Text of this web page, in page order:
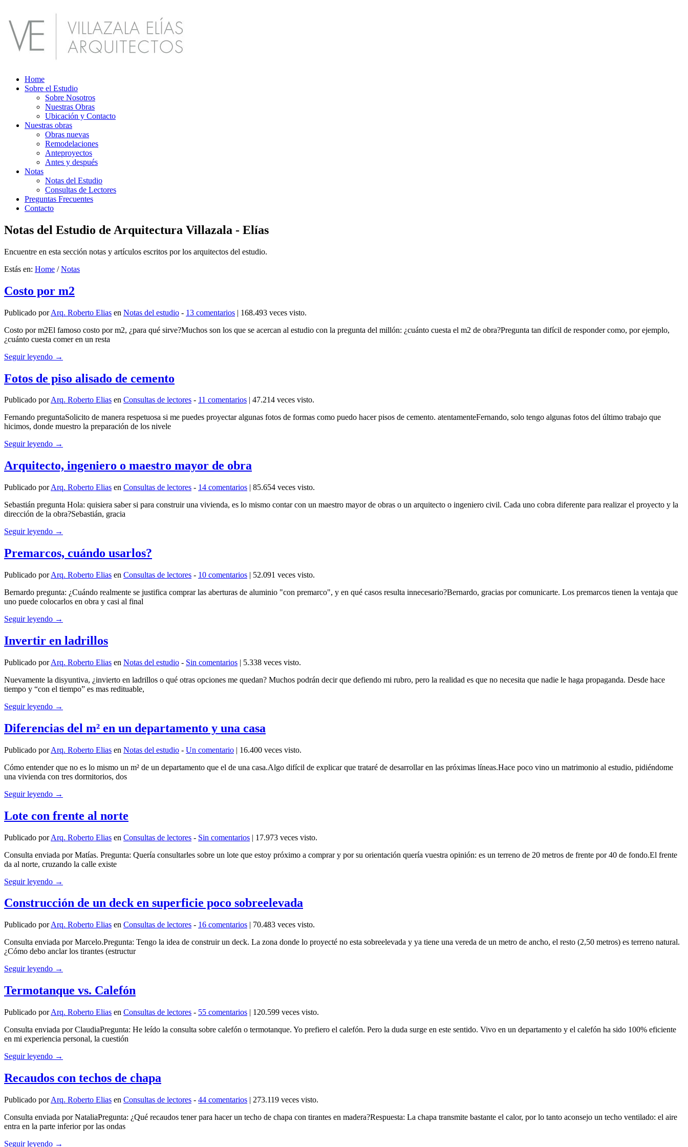
Home
Sobre el Estudio
Sobre Nosotros
Nuestras Obras
Ubicación y Contacto
Nuestras obras
Obras nuevas
Remodelaciones
Anteproyectos
Antes y después
Notas
Notas del Estudio
Consultas de Lectores
Preguntas Frecuentes
Contacto
Notas del Estudio de Arquitectura Villazala - Elías
Encuentre en esta sección notas y artículos escritos por los arquitectos del estudio.
Estás en: Home / Notas
Costo por m2
Publicado por Arq. Roberto Elias en Notas del estudio ‐ 13 comentarios | 168.493 veces visto.
Costo por m2El famoso costo por m2, ¿para qué sirve?Muchos son los que se acercan al estudio con la pregunta del millón: ¿cuánto cuesta el m2 de obra?Pregunta tan difícil de responder como, por ejemplo,
¿cuánto cuesta comer en un resta
Seguir leyendo →
Fotos de piso alisado de cemento
Publicado porArq. Roberto Elias en Consultas de lectores ‐ 11 comentarios | 47.214 veces visto.
Fernando preguntaSolicito de manera respetuosa si me puedes proyectar algunas fotos de formas como puedo hacer pisos de cemento. atentamenteFernando, solo tengo algunas fotos del último trabajo que
hicimos, donde muestro la preparación de los nivele
Seguir leyendo →
Arquitecto, ingeniero o maestro mayor de obra
Publicado por Arq. Roberto Elias en Consultas de lectores ‐ 14 comentarios | 85.654 veces visto.
Sebastián pregunta Hola: quisiera saber si para construir una vivienda, es lo mismo contar con un maestro mayor de obras o un arquitecto o ingeniero civil. Cada uno cobra diferente para realizar el proyecto y la
dirección de la obra?Sebastián, gracia
Seguir leyendo →
Premarcos, cuándo usarlos?
Publicado por Arq. Roberto Elias en Consultas de lectores ‐ 10 comentarios | 52.091 veces visto.
Bernardo pregunta: ¿Cuándo realmente se justifica comprar las aberturas de aluminio "con premarco", y en qué casos resulta innecesario?Bernardo, gracias por comunicarte. Los premarcos tienen la ventaja que
uno puede colocarlos en obra y casi al final
Seguir leyendo →
Invertir en ladrillos
Publicado por Arq. Roberto Elias en Notas del estudio ‐ Sin comentarios | 5.338 veces visto.
Nuevamente la disyuntiva, ¿invierto en ladrillos o qué otras opciones me quedan? Muchos podrán decir que defiendo mi rubro, pero la realidad es que no necesita que nadie le haga propaganda. Desde hace
tiempo y “con el tiempo” es mas redituable,
Seguir leyendo →
Diferencias del m² en un departamento y una casa
Publicado por Arq. Roberto Elias en Notas del estudio ‐ Un comentario | 16.400 veces visto.
Cómo entender que no es lo mismo un m² de un departamento que el de una casa.Algo difícil de explicar que trataré de desarrollar en las próximas líneas.Hace poco vino un matrimonio al estudio, pidiéndome
una vivienda con tres dormitorios, dos
Seguir leyendo →
Lote con frente al norte
Publicado por Arq. Roberto Elias en Consultas de lectores ‐ Sin comentarios | 17.973 veces visto.
Consulta enviada por Matías. Pregunta: Quería consultarles sobre un lote que estoy próximo a comprar y por su orientación quería vuestra opinión: es un terreno de 20 metros de frente por 40 de fondo.El frente
da al norte, cruzando la calle existe
Seguir leyendo →
Construcción de un deck en superficie poco sobreelevada
Publicado por Arq. Roberto Elias en Consultas de lectores ‐ 16 comentarios | 70.483 veces visto.
Consulta enviada por Marcelo.Pregunta: Tengo la idea de construir un deck. La zona donde lo proyecté no esta sobreelevada y ya tiene una vereda de un metro de ancho, el resto (2,50 metros) es terreno natural.
¿Cómo debo anclar los tirantes (estructur
Seguir leyendo →
Termotanque vs. Calefón
Publicado por Arq. Roberto Elias en Consultas de lectores ‐ 55 comentarios | 120.599 veces visto.
Consulta enviada por ClaudiaPregunta: He leído la consulta sobre calefón o termotanque. Yo prefiero el calefón. Pero la duda surge en este sentido. Vivo en un departamento y el calefón ha sido 100% eficiente
en mi experiencia personal, la cuestión
Seguir leyendo →
Recaudos con techos de chapa
Publicado por Arq. Roberto Elias en Consultas de lectores ‐ 44 comentarios | 273.119 veces visto.
Consulta enviada por NataliaPregunta: ¿Qué recaudos tener para hacer un techo de chapa con tirantes en madera?Respuesta: La chapa transmite bastante el calor, por lo tanto aconsejo un techo ventilado: el aire
entra en la parte inferior por las ondas
Seguir leyendo →